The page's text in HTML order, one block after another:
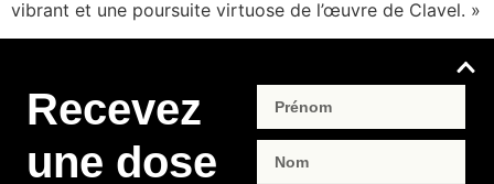
vibrant et une poursuite virtuose de l’œuvre de Clavel. »
Recevez
une dose